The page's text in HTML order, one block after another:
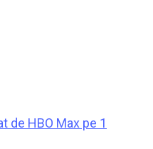
de HBO Max pe 1